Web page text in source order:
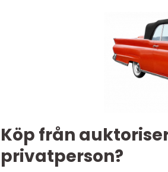
Köp från
privatperson?